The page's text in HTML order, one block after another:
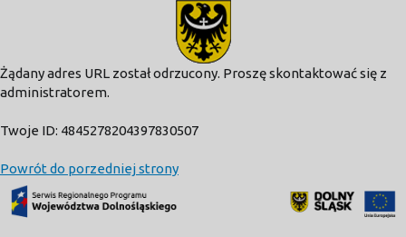
Żądany adres URL został odrzucony. Proszę skontaktować się z
administratorem.
Twoje ID: 4845278204397830507
Powrót do porzedniej strony
modal-check